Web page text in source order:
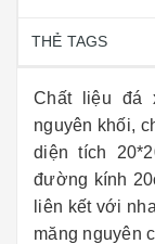
THẺ TAGS
Chất liệu đá
nguyên khối,
diện tích
đường kính
liên kết với
măng nguyên